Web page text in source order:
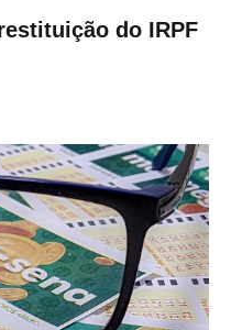
do IRPF